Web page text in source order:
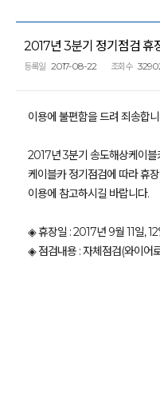
2017년 3분기 정기점검 휴
등록일 2017-08-22 조회수
이용에 불편함을 드려 죄송합
2017년 3분기 송도해상케이
케이블카 정기점검에 따라 휴
이용에 참고하시길 바랍니다.
◈ 휴장일 : 2017년 9월 11일,
◈ 점검내용 : 자체점검(와이어